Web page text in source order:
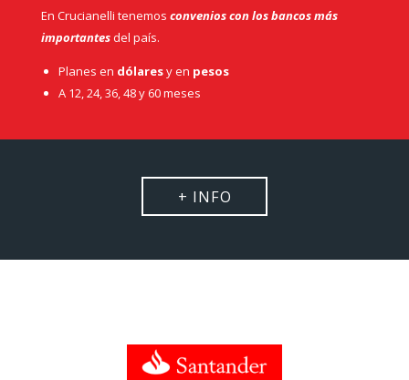
En Crucianelli tenemos convenios con los bancos más
importantesdel país.
Planes en dólaresy en pesos
A 12, 24, 36, 48 y 60 meses
+ INFO